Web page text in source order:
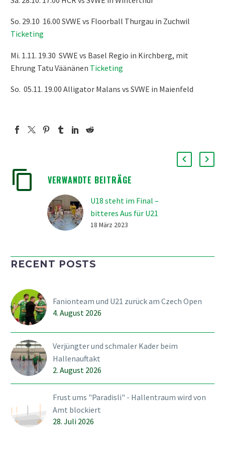
So. 29.10 16.00 SVWE vs Floorball Thurgau in Zuchwil
Ticketing
Mi. 1.11. 19.30 SVWE vs Basel Regio in Kirchberg, mit
Ehrung Tatu Väänänen Ticketing
So. 05.11. 19.00 Alligator Malans vs SVWE in Maienfeld
VERWANDTE BEITRÄGE
U18 steht im Final –
bitteres Aus für U21
Packendes Playoff-
dem HC Rychenberg.
verwerten konnte und
Dank einem 4:2-Erfolg in
U21…
18 März 2023
RECENT POSTS
Fanionteam und U21 zurück am Czech Open
4. August 2026
Verjüngter und schmaler Kader beim
Hallenauftakt
2. August 2026
Frust ums "Paradisli" - Hallentraum wird von
Amt blockiert
28. Juli 2026